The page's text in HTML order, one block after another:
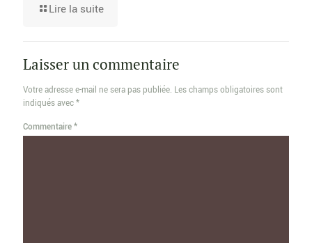
Lire la suite
Laisser un commentaire
Votre adresse e-mail ne sera pas publiée. Les champs obligatoires sont
indiqués avec*
Commentaire*